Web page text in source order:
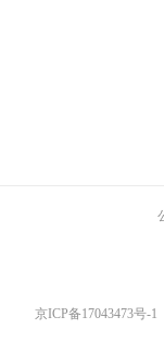
京ICP备17043473号-1